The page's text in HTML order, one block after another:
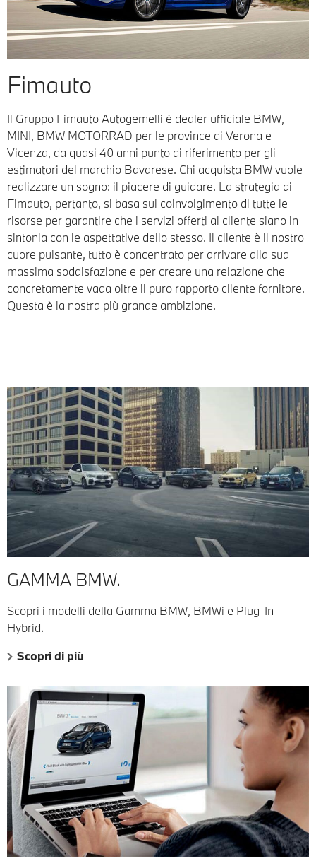
Fimauto
Il Gruppo Fimauto Autogemelli è dealer ufficiale BMW,
MINI, BMW MOTORRAD per le province di Verona e
Vicenza, da quasi 40 anni punto di riferimento per gli
estimatori del marchio Bavarese. Chi acquista BMW vuole
realizzare un sogno: il piacere di guidare. La strategia di
Fimauto, pertanto, si basa sul coinvolgimento di tutte le
risorse per garantire che i servizi offerti al cliente siano in
sintonia con le aspettative dello stesso. Il cliente è il nostro
cuore pulsante, tutto è concentrato per arrivare alla sua
massima soddisfazione e per creare una relazione che
concretamente vada oltre il puro rapporto cliente fornitore.
Questa è la nostra più grande ambizione.
GAMMA BMW.
Scopri i modelli della Gamma BMW, BMWi e Plug-In
Hybrid.
Scopri di più